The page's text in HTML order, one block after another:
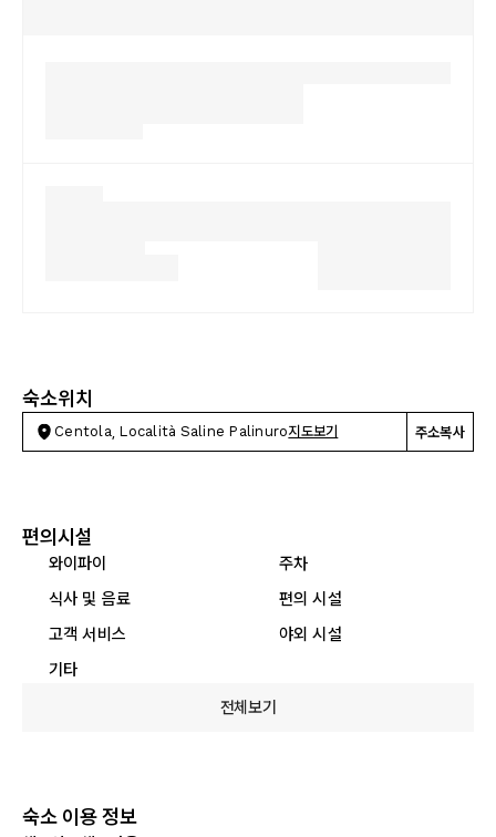
숙소위치
Centola, Località Saline Palinuro지도보기 주소복사
편의시설
와이파이
주차
식사 및 음료
편의 시설
고객 서비스
야외 시설
기타
전체보기
숙소 이용 정보